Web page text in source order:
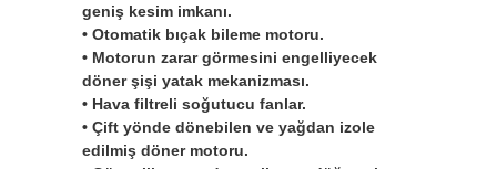
geniş kesim imkanı.
• Otomatik bıçak bileme motoru.
• Motorun zarar görmesini engelliyecek
döner şişi yatak mekanizması.
• Hava filtreli soğutucu fanlar.
• Çift yönde dönebilen ve yağdan izole
edilmiş döner motoru.